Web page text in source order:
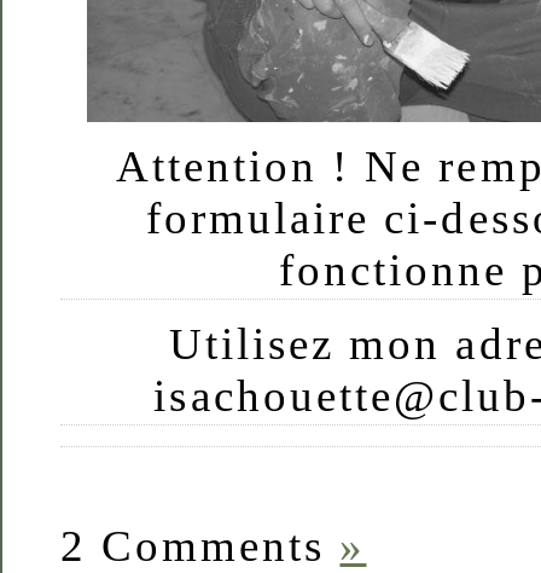
Attention ! Ne
formulaire ci-
fonctionne
Utilisez mon
2 Comments »